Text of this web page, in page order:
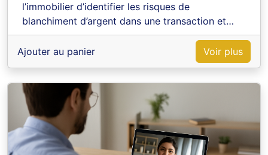
l’immobilier d’identifier les risques de
blanchiment d’argent dans une transaction et
d’appliquer les obligations de vigilance et de
déclaration TRACFIN pour sécuriser leurs
Ajouter au panier Voir plus